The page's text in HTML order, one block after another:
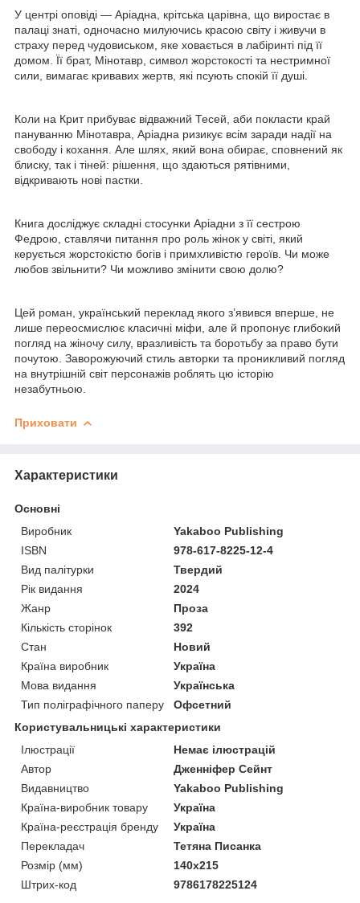
У центрі оповіді — Аріадна, крітська царівна, що виростає в
палаці знаті, одночасно милуючись красою світу і живучи в
страху перед чудовиськом, яке ховається в лабіринті під її
домом. Її брат, Мінотавр, символ жорстокості та нестримної
сили, вимагає кривавих жертв, які псують спокій її душі.
Коли на Крит прибуває відважний Тесей, аби покласти край
пануванню Мінотавра, Аріадна ризикує всім заради надії на
свободу і кохання. Але шлях, який вона обирає, сповнений як
блиску, так і тіней: рішення, що здаються рятівними,
відкривають нові пастки.
Книга досліджує складні стосунки Аріадни з її сестрою
Федрою, ставлячи питання про роль жінок у світі, який
керується жорстокістю богів і примхливістю героїв. Чи може
любов звільнити? Чи можливо змінити свою долю?
Цей роман, український переклад якого з’явився вперше, не
лише переосмислює класичні міфи, але й пропонує глибокий
погляд на жіночу силу, вразливість та боротьбу за право бути
почутою. Заворожуючий стиль авторки та проникливий погляд
на внутрішній світ персонажів роблять цю історію
незабутньою.
Приховати
Характеристики
Основні
Виробник
Yakaboo Publishing
ISBN
978-617-8225-12-4
Вид палітурки
Твердий
Рік видання
2024
Жанр
Проза
Кількість сторінок
392
Стан
Новий
Країна виробник
Україна
Мова видання
Українська
Тип поліграфічного паперу
Офсетний
Користувальницькі характеристики
Ілюстрації
Немає ілюстрацій
Автор
Дженніфер Сейнт
Видавництво
Yakaboo Publishing
Країна-виробник товару
Україна
Країна-реєстрація бренду
Україна
Перекладач
Тетяна Писанка
Розмір (мм)
140х215
Штрих-код
9786178225124